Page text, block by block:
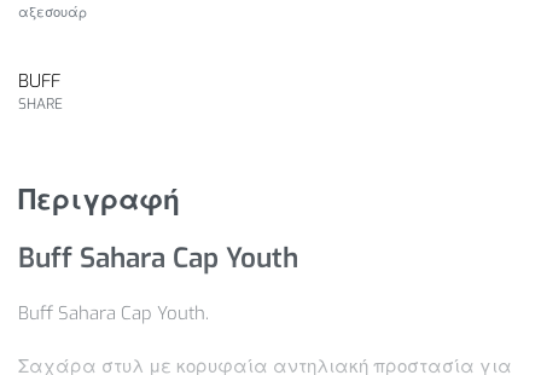
αξεσουάρ
BUFF
SHARE
Περιγραφή
Buff Sahara Cap Youth
Buff Sahara Cap Youth.
Σαχάρα στυλ με κορυφαία αντηλιακή προστασία για